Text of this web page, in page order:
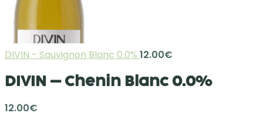
DIVIN - Sauvignon Blanc 0.0% 12.00€
DIVIN – Chenin Blanc 0.0%
12.00€